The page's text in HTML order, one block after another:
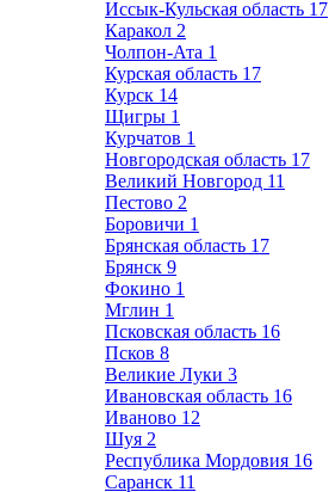
Иссык-Кульская область 17
Каракол 2
Чолпон-Ата 1
Курская область 17
Курск 14
Щигры 1
Курчатов 1
Новгородская область 17
Великий Новгород 11
Пестово 2
Боровичи 1
Брянская область 17
Брянск 9
Фокино 1
Мглин 1
Псковская область 16
Псков 8
Великие Луки 3
Ивановская область 16
Иваново 12
Шуя 2
Республика Мордовия 16
Саранск 11